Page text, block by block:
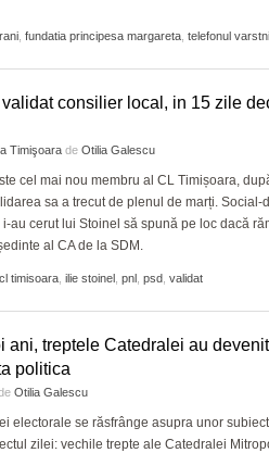
fundatia principesa margareta telefonul
validat consilier local, in 15 zile
Timişoara de Otilia Galescu
cel mai nou membru al CL Timișoara,
sa a trecut de plenul de marți. Social-
au cerut lui Stoinel să spună pe loc dacă
al CA de la SDM.
cl timisoara ilie stoinel pnl psd validat
ani, treptele Catedralei au
politica
Otilia Galescu
electorale se răsfrânge asupra unor
zilei: vechile trepte ale Catedralei